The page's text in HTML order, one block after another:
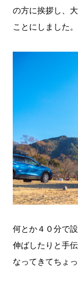
の方に挨拶し、
ことにしました。
何とか４０分で
伸ばしたりと手
なってきてちょ